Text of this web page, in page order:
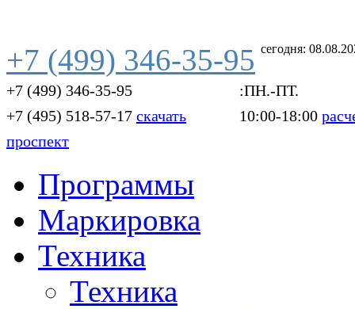
сегодня:
+7 (499) 346-35-95
+7 (499) 346-35-95
+7 (495) 518-57-17 скачать
проспект
:ПН.-ПТ.
10:00-18:00
Программы
Маркировка
Техника
Техника